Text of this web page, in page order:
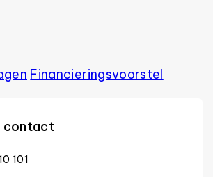
Financierings­voorstel
contact
101